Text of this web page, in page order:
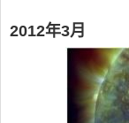
2012年3月